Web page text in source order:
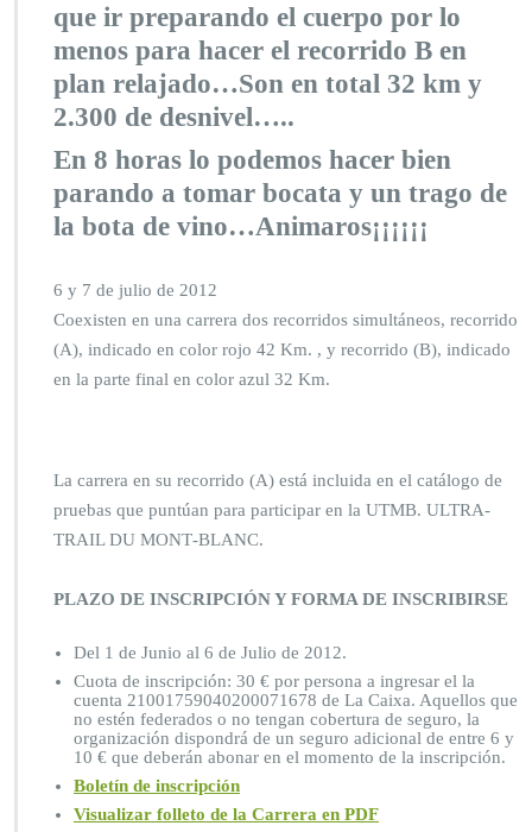
que ir preparando el cuerpo por lo
menos para hacer el recorrido B en
plan relajado…Son en total 32 km y
2.300 de desnivel…..
En 8 horas lo podemos hacer bien
parando a tomar bocata y un trago de
la bota de vino…Animaros¡¡¡¡¡¡
6 y 7 de julio de 2012
Coexisten en una carrera dos recorridos simultáneos, recorrido
(A), indicado en color rojo 42 Km. , y recorrido (B), indicado
en la parte final en color azul 32 Km.
La carrera en su recorrido (A) está incluida en el catálogo de
pruebas que puntúan para participar en la UTMB. ULTRA‐
TRAIL DU MONT‐BLANC.
PLAZO DE INSCRIPCIÓN Y FORMA DE INSCRIBIRSE
Del 1 de Junio al 6 de Julio de 2012.
Cuota de inscripción: 30 € por persona a ingresar el la
cuenta 21001759040200071678 de La Caixa. Aquellos que
no estén federados o no tengan cobertura de seguro, la
organización dispondrá de un seguro adicional de entre 6 y
10 € que deberán abonar en el momento de la inscripción.
Boletín de inscripción
Visualizar folleto de la Carrera en PDF